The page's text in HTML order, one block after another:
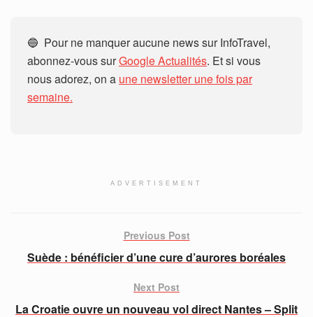
🔵 Pour ne manquer aucune news sur InfoTravel,
abonnez-vous surGoogle Actualités. Et si vous
nous adorez, on a une newsletter une fois par
semaine.
ADVERTISEMENT
Previous Post
Suède : bénéficier d’une cure d’aurores boréales
Next Post
La Croatie ouvre un nouveau vol direct Nantes – Split